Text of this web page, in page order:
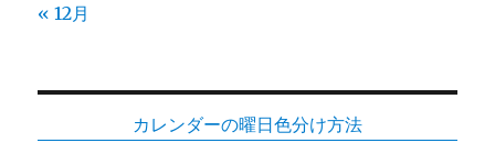
« 12月
カレンダーの曜日色分け方法